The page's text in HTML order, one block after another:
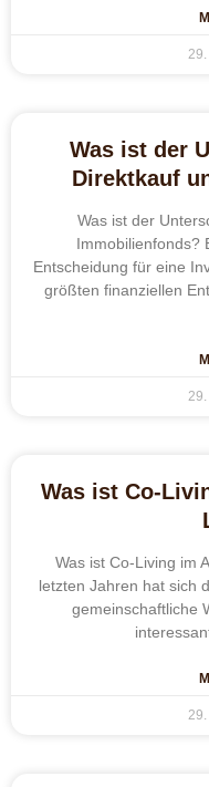
Was ist der
Direktkauf
Was ist der
Immobilienfonds?
Entscheidung für eine
größten finanziellen
Was ist Co-
Was ist Co-Living im
letzten Jahren hat sich
gemeinschaftliche